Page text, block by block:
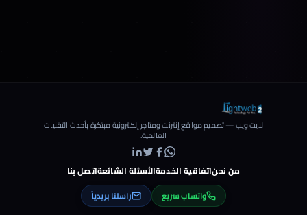
لايت ويب — تصميم مواقع إنترنت ومتاجر إلكترونية مبتكرة بأحدث التقنيات
العالمية.
من نحناتفاقية الخدمةالأسئلة الشائعةاتصل بنا
واتساب سريع راسلنا بريدياً